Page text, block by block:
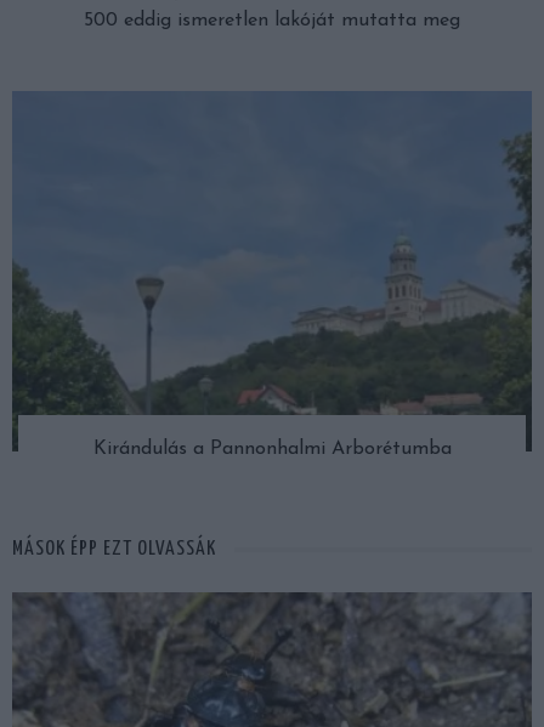
500 eddig ismeretlen lakóját mutatta meg
Kirándulás a Pannonhalmi Arborétumba
MÁSOK ÉPP EZT OLVASSÁK